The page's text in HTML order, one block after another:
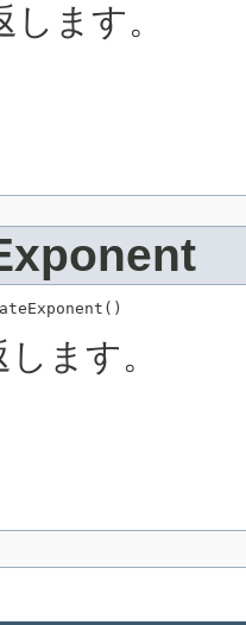
ます。
ます。